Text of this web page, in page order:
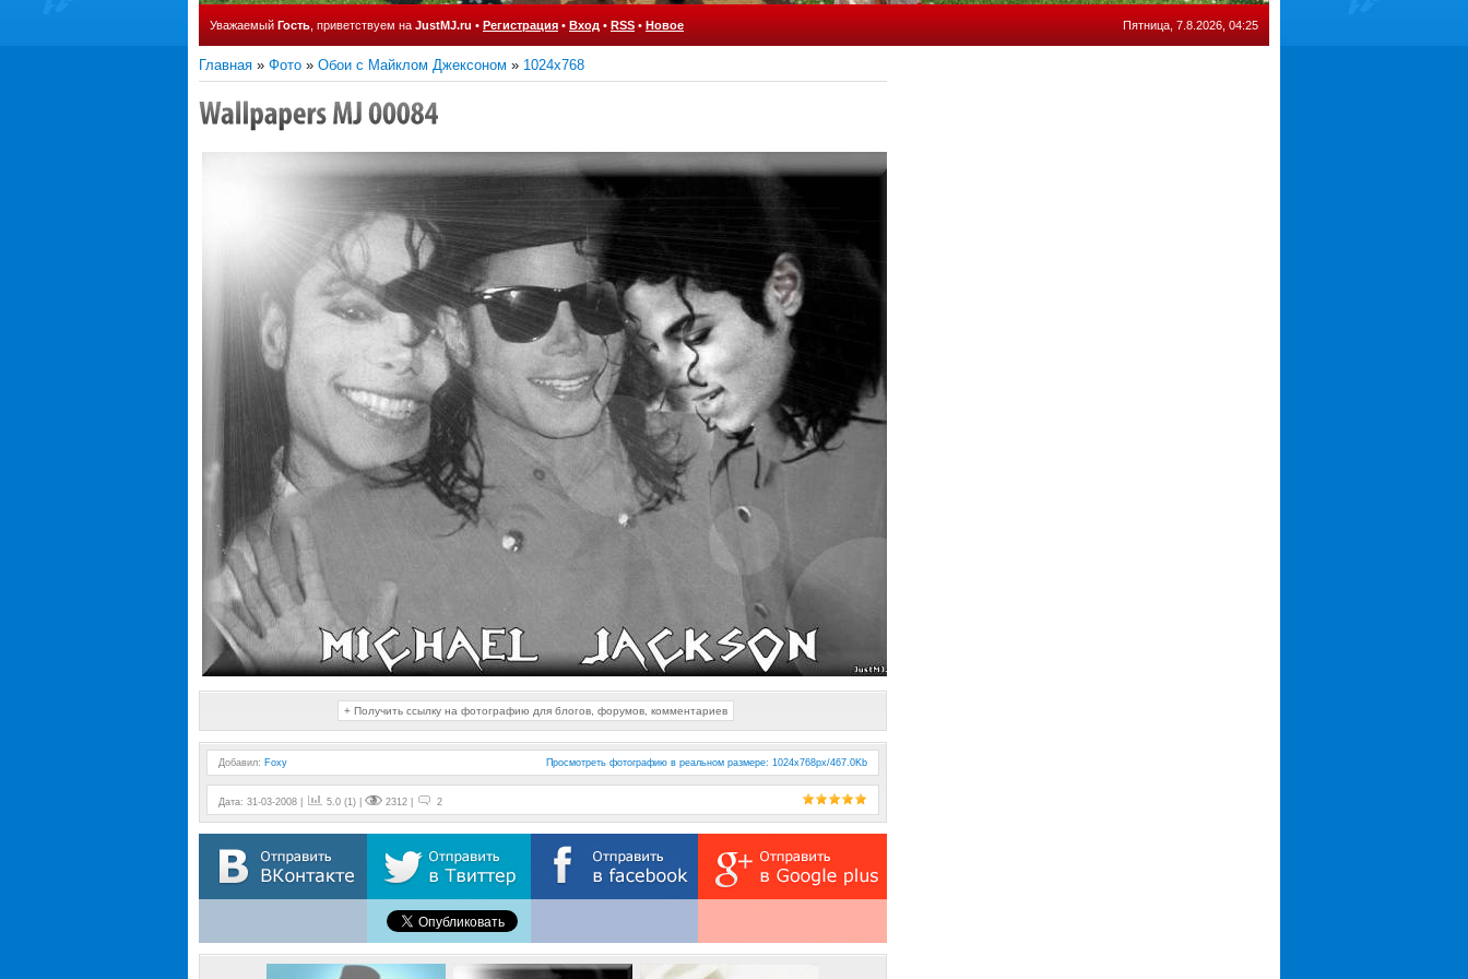
Уважаемый Гость , приветствуем на JustMJ.ru • Регистрация • Вход • RSS • Новое Пятница, 7.8.2026, 04:25
Главная » Фото » Обои с Майклом Джексоном » 1024x768
+ Получить ссылку на фотографию для блогов, форумов, комментариев
Добавил: Foxy Просмотреть фотографию в реальном размере: 1024x768px/467.0Kb
Дата: 31-03-2008 | 5.0 (1) | 2312 | 2